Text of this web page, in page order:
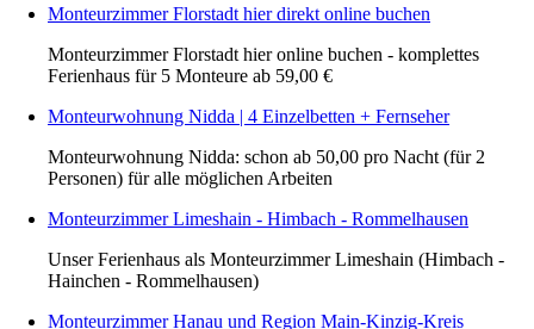
Monteurzimmer Florstadt hier direkt online buchen
Monteurzimmer Florstadt hier online buchen - komplettes
Ferienhaus für 5 Monteure ab 59,00 €
Monteurwohnung Nidda | 4 Einzelbetten + Fernseher
Monteurwohnung Nidda: schon ab 50,00 pro Nacht (für 2
Personen) für alle möglichen Arbeiten
Monteurzimmer Limeshain - Himbach - Rommelhausen
Unser Ferienhaus als Monteurzimmer Limeshain (Himbach -
Hainchen - Rommelhausen)
Monteurzimmer Hanau und Region Main-Kinzig-Kreis